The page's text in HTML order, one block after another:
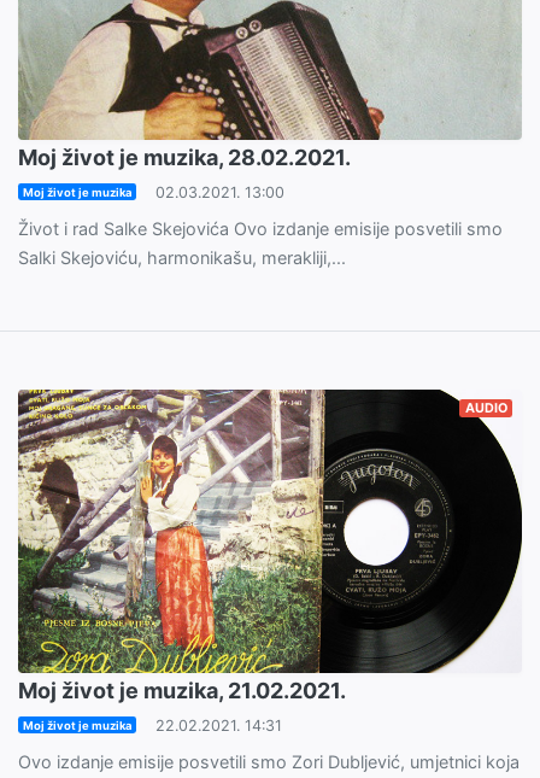
Moj život je muzika, 28.02.2021.
Moj život je muzika 02.03.2021. 13:00
Život i rad Salke Skejovića Ovo izdanje emisije posvetili smo
Salki Skejoviću, harmonikašu, merakliji,...
AUDIO
Moj život je muzika, 21.02.2021.
Moj život je muzika 22.02.2021. 14:31
Ovo izdanje emisije posvetili smo Zori Dubljević, umjetnici koja